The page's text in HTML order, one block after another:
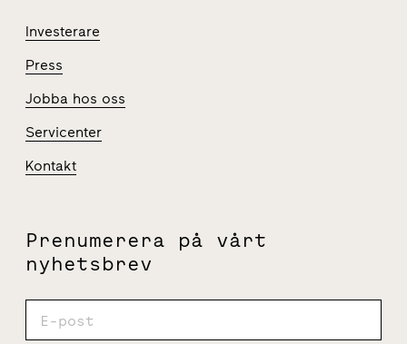
Investerare
Press
Jobba hos oss
Servicenter
Kontakt
Prenumerera på vårt
nyhetsbrev